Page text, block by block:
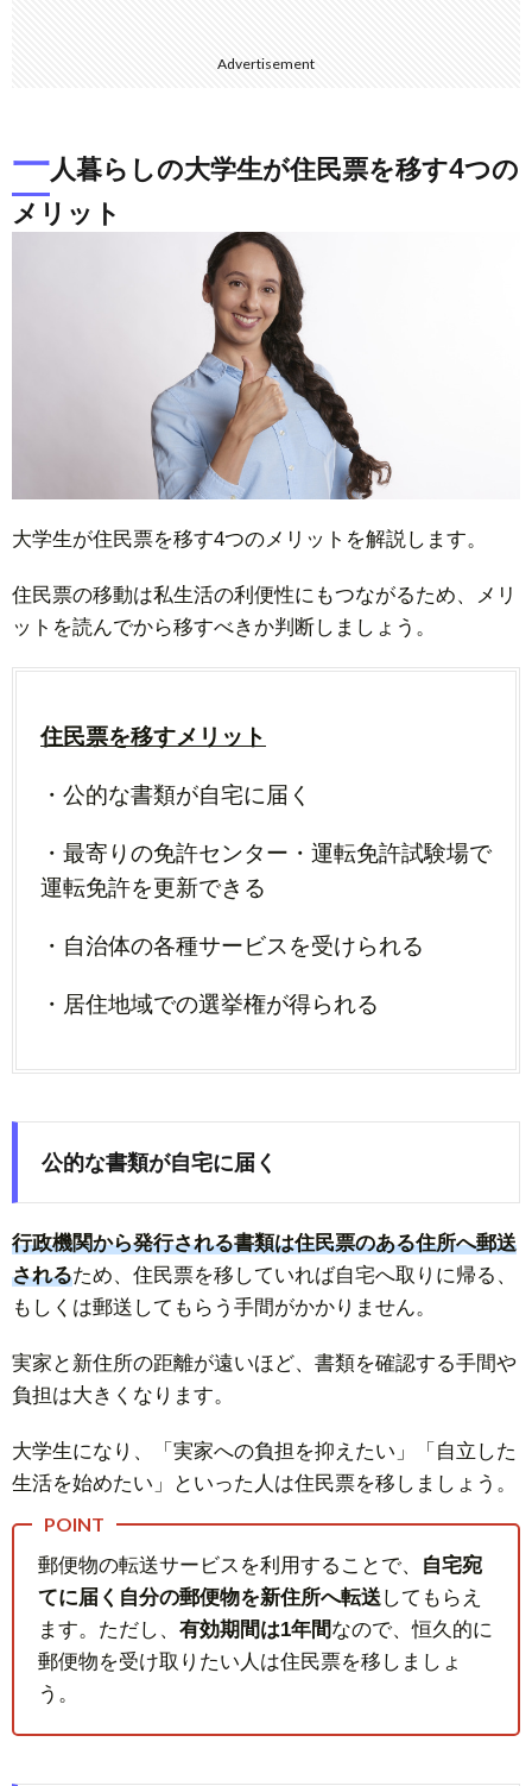
Advertisement
一人暮らしの大学生が住民票を移す4つの
メリット
大学生が住民票を移す4つのメリットを解説します。
住民票の移動は私生活の利便性にもつながるため、メリ
ットを読んでから移すべきか判断しましょう。
住民票を移すメリット
・公的な書類が自宅に届く
・最寄りの免許センター・運転免許試験場で
運転免許を更新できる
・自治体の各種サービスを受けられる
・居住地域での選挙権が得られる
公的な書類が自宅に届く
行政機関から発行される書類は住民票のある住所へ郵送
されるため、住民票を移していれば自宅へ取りに帰る、
もしくは郵送してもらう手間がかかりません。
実家と新住所の距離が遠いほど、書類を確認する手間や
負担は大きくなります。
大学生になり、「実家への負担を抑えたい」「自立した
生活を始めたい」といった人は住民票を移しましょう。
郵便物の転送サービスを利用することで、
自宅宛
てに届く自分の郵便物を新住所へ転送してもらえ
ます。ただし、 有効期間は1年間なので、恒久的に
郵便物を受け取りたい人は住民票を移しましょ
う。